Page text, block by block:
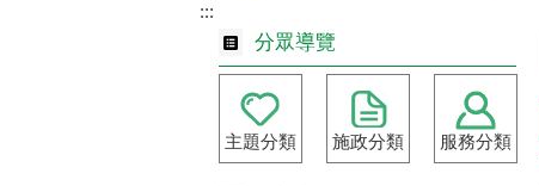
:::
分眾導覽
主題分類 施政分類 服務分類